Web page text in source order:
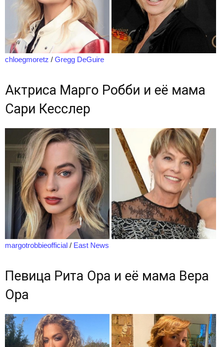
chloegmoretz / Gregg DeGuire
Актриса Марго Робби и её мама
Сари Кесслер
margotrobbieofficial / East News
Певица Рита Ора и её мама Вера
Ора